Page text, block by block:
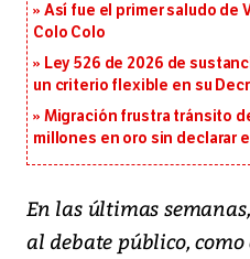
Así fue el primer saludo de
Colo Colo
Ley 526 de 2026 de
un criterio flexible en su
Migración frustra tránsito
millones en oro sin declarar
En las últimas
al debate público, como